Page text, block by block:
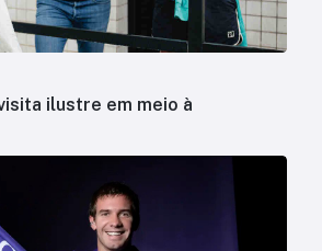
ilustre em meio à